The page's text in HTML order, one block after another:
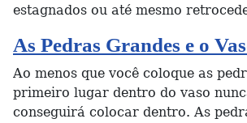
estagnados ou até mesmo
As Pedras Grandes e o
Ao menos que você coloque as
primeiro lugar dentro do vaso
conseguirá colocar dentro. As